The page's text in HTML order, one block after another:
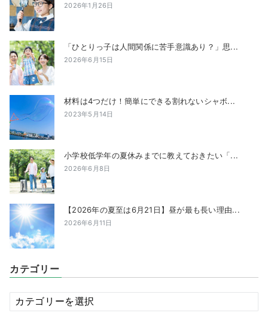
2026年1月26日
「ひとりっ子は人間関係に苦手意識あり？」思...
2026年6月15日
材料は4つだけ！簡単にできる割れないシャボ...
2023年5月14日
小学校低学年の夏休みまでに教えておきたい「...
2026年6月8日
【2026年の夏至は6月21日】昼が最も長い理由...
2026年6月11日
カテゴリー
カ
テ